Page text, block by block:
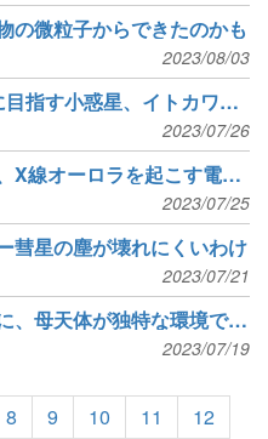
の微粒子からできたのかも
2023/08/03
「はやぶさ2」が次に目指す小惑星、イトカワと類似
2023/07/26
水星探査機「みお」、X線オーロラを起こす電子を観測
2023/07/25
彗星の塵が壊れにくいわけ
2023/07/21
リュウグウの炭酸塩に、母天体が独特な環境で進化した形跡
2023/07/19
8 9 10 11
12